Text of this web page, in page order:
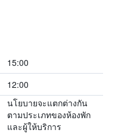
15:00
12:00
นโยบายจะแตกต่างกัน
ตามประเภทของห้องพัก
และผู้ให้บริการ